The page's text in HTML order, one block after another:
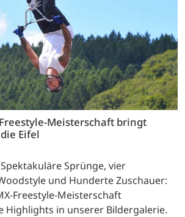
Meisterschaft bringt
Eifel
Sprünge, vier
und Hunderte Zuschauer:
Freestyle-Meisterschaft
Highlights in unserer Bildergalerie.